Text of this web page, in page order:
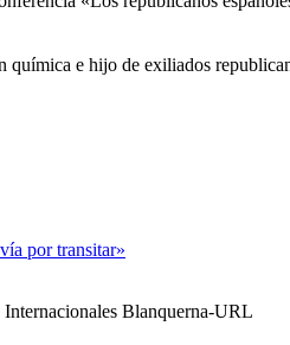
química e hijo de exiliados
por transitar»
Blanquerna-URL